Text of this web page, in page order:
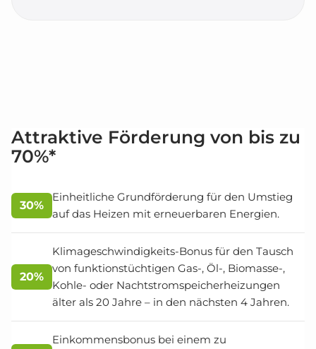
Attraktive Förderung von bis zu
70%*
30%
Einheitliche Grundförderung für den Umstieg
auf das Heizen mit erneuerbaren Energien.
20%
Klimageschwindigkeits-Bonus für den Tausch
von funktionstüchtigen Gas-, Öl-, Biomasse-,
Kohle- oder Nachtstromspeicherheizungen
älter als 20 Jahre – in den nächsten 4 Jahren.
Einkommensbonus bei einem zu